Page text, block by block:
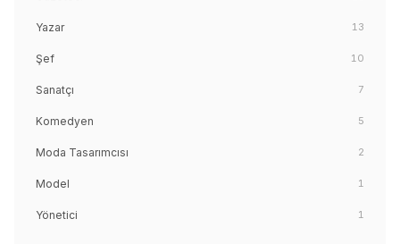
Yazar 13
Şef 10
Sanatçı 7
Komedyen 5
Moda Tasarımcısı 2
Model 1
Yönetici 1